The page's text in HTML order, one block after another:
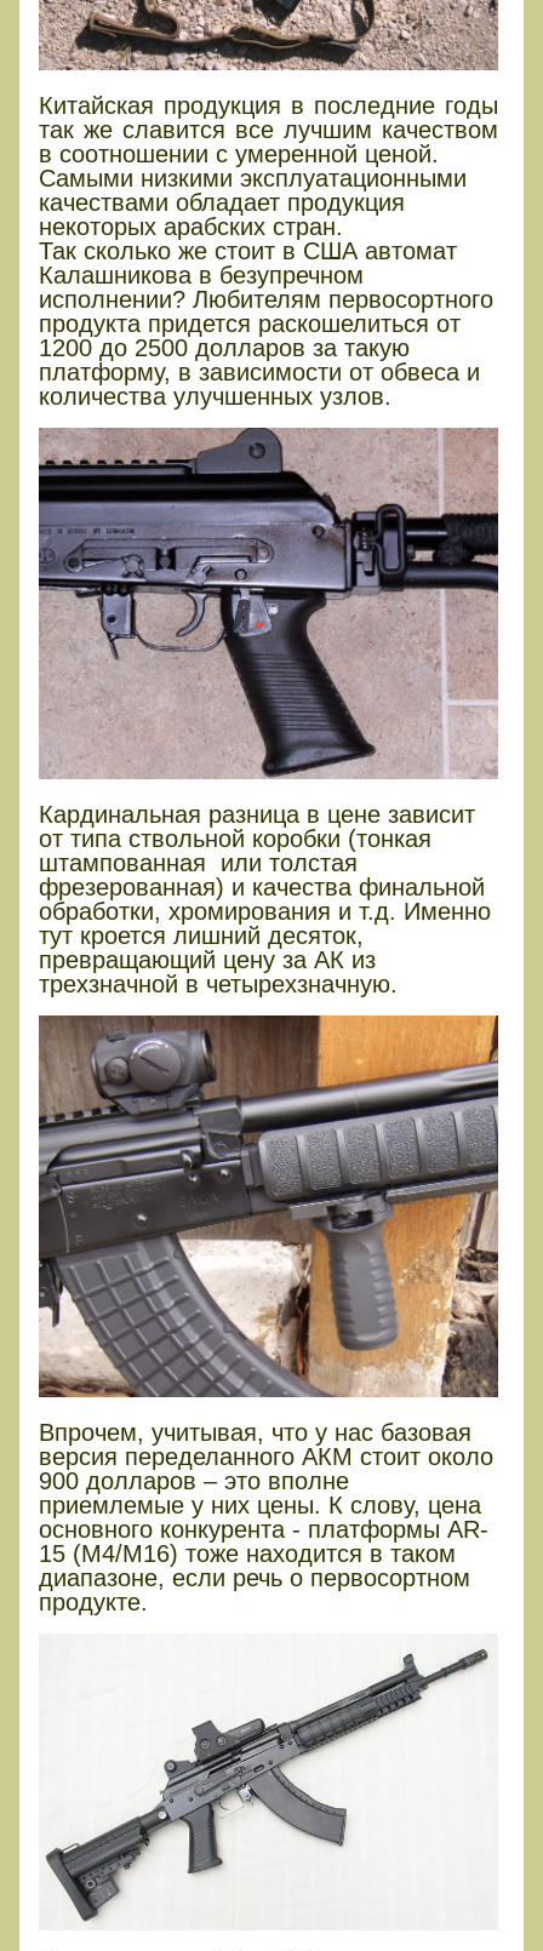
Китайская продукция в последние годы
так же славится все лучшим качеством
в соотношении с умеренной ценой.
Самыми низкими эксплуатационными
качествами обладает продукция
некоторых арабских стран.
Так сколько же стоит в США автомат
Калашникова в безупречном
исполнении? Любителям первосортного
продукта придется раскошелиться от
1200 до 2500 долларов за такую
платформу, в зависимости от обвеса и
количества улучшенных узлов.
Кардинальная разница в цене зависит
от типа ствольной коробки (тонкая
штампованная или толстая
фрезерованная) и качества финальной
обработки, хромирования и т.д. Именно
тут кроется лишний десяток,
превращающий цену за АК из
трехзначной в четырехзначную.
Впрочем, учитывая, что у нас базовая
версия переделанного АКМ стоит около
900 долларов – это вполне
приемлемые у них цены. К слову, цена
основного конкурента - платформы AR-
15 (M4/M16) тоже находится в таком
диапазоне, если речь о первосортном
продукте.